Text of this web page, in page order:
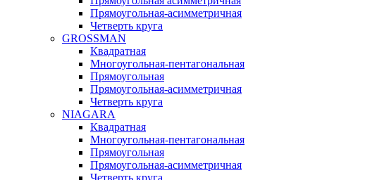
Прямоугольная-асимметричная
Четверть круга
GROSSMAN
Квадратная
Многоугольная-пентагональная
Прямоугольная
Прямоугольная-асимметричная
Четверть круга
NIAGARA
Квадратная
Многоугольная-пентагональная
Прямоугольная
Прямоугольная-асимметричная
Четверть круга